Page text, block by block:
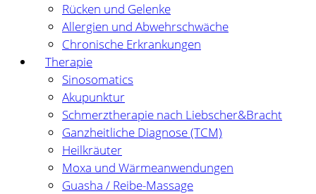
Rücken und Gelenke
Allergien und Abwehrschwäche
Chronische Erkrankungen
Therapie
Sinosomatics
Akupunktur
Schmerztherapie nach Liebscher&Bracht
Ganzheitliche Diagnose (TCM)
Heilkräuter
Moxa und Wärmeanwendungen
Guasha / Reibe-Massage